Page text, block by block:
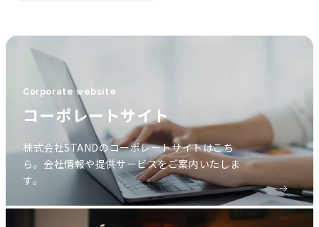
Corporate website
コーポレートサイト
株式会社STANDのコーポレートサイトはこち
ら。会社情報や提供サービスをご案内いたしま
す。